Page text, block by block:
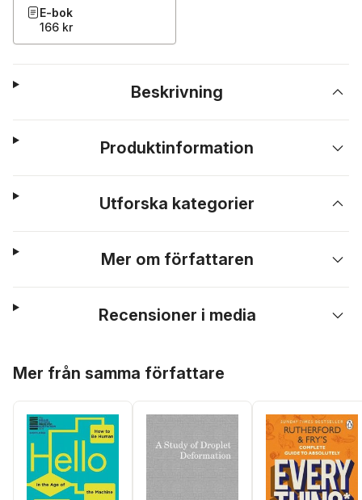
E-bok
166 kr
Beskrivning
Produktinformation
Utforska kategorier
Mer om författaren
Recensioner i media
Mer från samma författare